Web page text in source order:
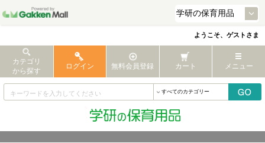
ようこそ、ゲストさま
カテゴリ
から探す
ログイン 無料会員登録 カート メニュー